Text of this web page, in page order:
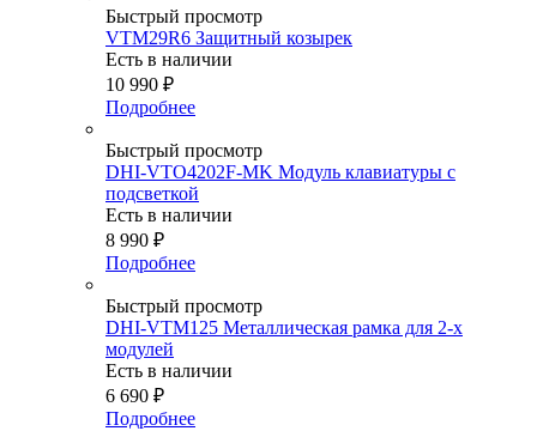
Быстрый просмотр
VTM29R6 Защитный козырек
Есть в наличии
10 990 ₽
Подробнее
Быстрый просмотр
DHI-VTO4202F-MK Модуль клавиатуры с
подсветкой
Есть в наличии
8 990 ₽
Подробнее
Быстрый просмотр
DHI-VTM125 Металлическая рамка для 2-х
модулей
Есть в наличии
6 690 ₽
Подробнее